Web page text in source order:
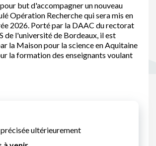
but d'accompagner un nouveau
Opération Recherche qui sera mis en
2026. Porté par la DAAC du rectorat
de l'université de Bordeaux, il est
la Maison pour la science en Aquitaine
la formation des enseignants voulant
précisée ultérieurement